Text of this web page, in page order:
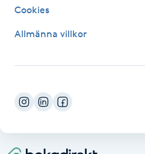
K
K18
Katun fransar
Kemisk peeling
Keratinbehandling
Cookies
Allmänna villkor